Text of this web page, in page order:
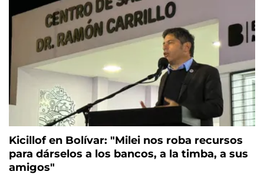
Kicillof en Bolívar: "Milei nos roba recursos
para dárselos a los bancos, a la timba, a sus
amigos"